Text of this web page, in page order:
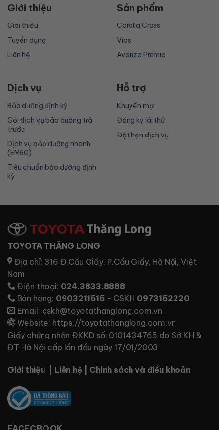
Giới thiệu
Giới thiệu
Tuyển dụng
Liên hệ
Sản phẩm
Corolla Cross
Vios
Avanza Premio
Dịch vụ
Bảo dưỡng định kỳ
Gói dịch vụ bảo dưỡng trả
trước
Dịch vụ bảo dưỡng nhanh
(EM60)
Tiêu chuẩn bảo dưỡng định
kỳ
Hỗ trợ
Khuyến mại
Đăng ký lái thử
Đặt hẹn dịch vụ
TOYOTA THĂNG LONG
Địa chỉ: 316 Đ.Cầu Giấy, P.Cầu Giấy, Hà Nội, Việt
Nam
Điện thoại: 024.3833.8888
Bán hàng: 0903211515 - CSKH 0973152220
Email: cskh@toyotathanglong.com.vn
Website: https://toyotathanglong.com.vn
Giấy chứng nhận ĐKKD số: 0101434765 do Sở KH &
ĐT Hà Nội cấp lần đầu ngày 17/01/2003
Giới thiệu Liên hệ Chính sách và điều khoản
FACECBOOK